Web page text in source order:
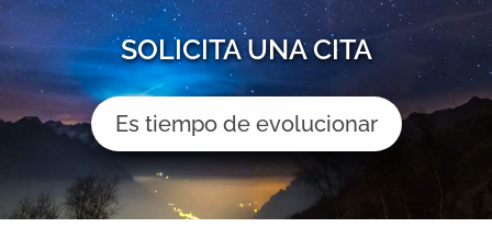
SOLICITA UNA CITA
Es tiempo de evolucionar